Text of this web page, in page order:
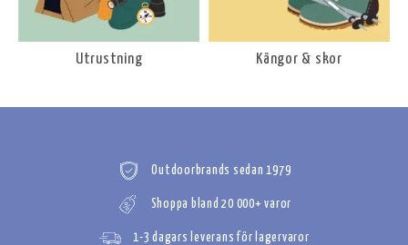
Utrustning Kängor & skor
Outdoorbrands sedan 1979
Shoppa bland 20 000+ varor
1-3 dagars leverans för lagervaror